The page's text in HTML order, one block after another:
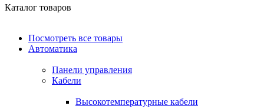
Каталог товаров
Посмотреть все товары
Автоматика
Панели управления
Кабели
Высокотемпературные кабели